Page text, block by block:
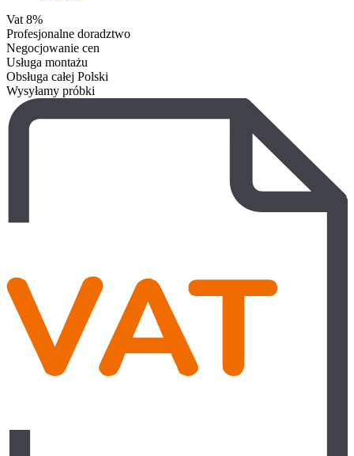
Vat 8%
Profesjonalne doradztwo
Negocjowanie cen
Usługa montażu
Obsługa całej Polski
Wysyłamy próbki